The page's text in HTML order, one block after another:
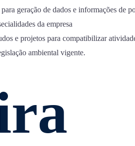
geração de dados e informações de
da empresa
e projetos para compatibilizar
ambiental vigente.